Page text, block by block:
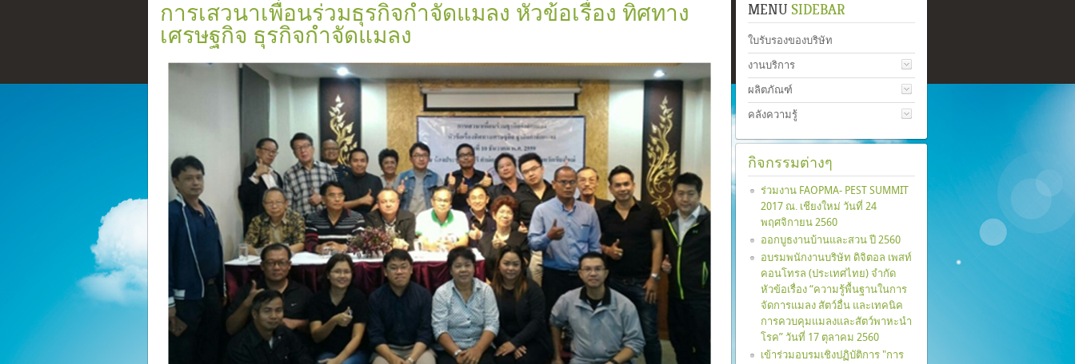
การเสวนาเพื่อนร่วมธุรกิจกำจัดแมลง หัวข้อเรื่อง ทิศทาง
เศรษฐกิจ ธุรกิจกำจัดแมลง
MENU SIDEBAR
ใบรับรองของบริษัท
งานบริการ
ผลิตภัณฑ์
คลังความรู้
กิจกรรมต่างๆ
ร่วมงาน FAOPMA- PEST SUMMIT
2017 ณ. เชียงใหม่ วันที่ 24
พฤศจิกายน 2560
ออกบูธงานบ้านและสวน ปี 2560
อบรมพนักงานบริษัท ดิจิตอล เพสท์
คอนโทรล (ประเทศไทย) จำกัด
หัวข้อเรื่อง “ความรู้พื้นฐานในการ
จัดการแมลง สัตว์อื่น และเทคนิค
การควบคุมแมลงและสัตว์พาหะนำ
โรค” วันที่ 17 ตุลาคม 2560
เข้าร่วมอบรมเชิงปฏิบัติการ "การ